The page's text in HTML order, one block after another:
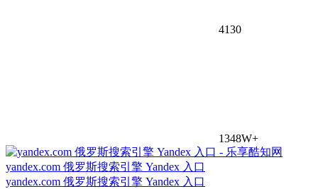
4130
1348W+
yandex.com 俄罗斯搜索引擎 Yandex 入口
yandex.com 俄罗斯搜索引擎 Yandex 入口